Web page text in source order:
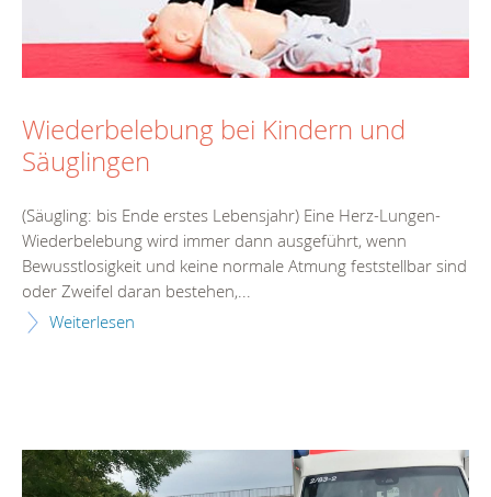
Wiederbelebung bei Kindern und
Säuglingen
(Säugling: bis Ende erstes Lebensjahr) Eine Herz-Lungen-
Wiederbelebung wird immer dann ausgeführt, wenn
Bewusstlosigkeit und keine normale Atmung feststellbar sind
oder Zweifel daran bestehen,...
Weiterlesen